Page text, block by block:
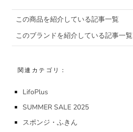
この商品を紹介している記事一覧
このブランドを紹介している記事一覧
関連カテゴリ：
LifoPlus
SUMMER SALE 2025
スポンジ・ふきん